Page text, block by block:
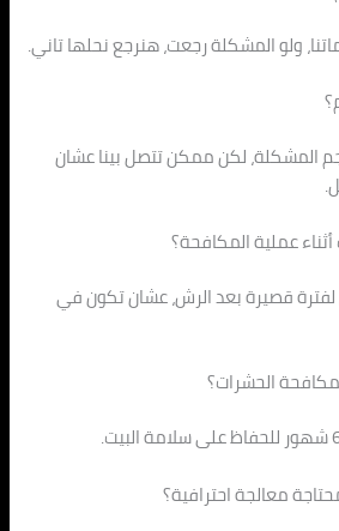
ولو المشكلة رجعت، هنرجع نحلها تاني.
المشكلة، لكن ممكن تتصل بينا عشان
عملية المكافحة؟
لفترة قصيرة بعد الرش، عشان تكون في
الحشرات؟
معالجة احترافية؟